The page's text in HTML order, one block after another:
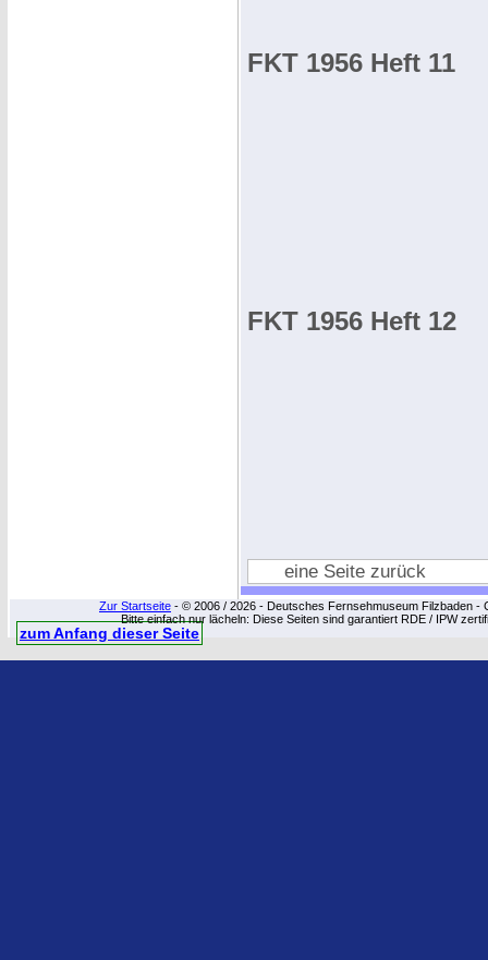
FKT 1956 Heft 11
FKT 1956 Heft 12
eine Seite zurück
Zur Startseite - © 2006 / 2026 - Deutsches Fernsehmuseum Filzbaden -
Bitte einfach nur lächeln: Diese Seiten sind garantiert RDE / IPW
zum Anfang dieser Seite